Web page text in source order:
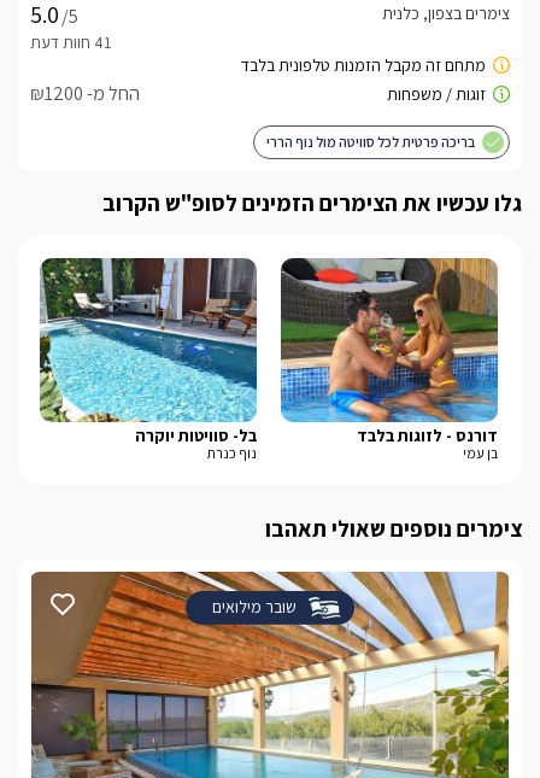
/5
צימרים בצפון, כלנית
החל מ- ₪1200
בריכה פרטית לכל סוויטה מול נוף הררי
גלו עכשיו את הצימרים הזמינים לסופ"ש הקרוב
דורנס - לזוגות בלבד
בן עמי
בל- סוויטות יוקרה
נוף כנרת
צימרים נוספים שאולי תאהבו
שובר מילואים